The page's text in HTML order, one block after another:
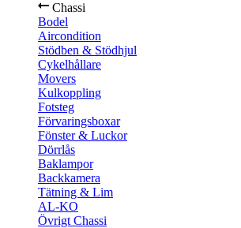
Chassi
Bodel
Aircondition
Stödben & Stödhjul
Cykelhållare
Movers
Kulkoppling
Fotsteg
Förvaringsboxar
Fönster & Luckor
Dörrlås
Baklampor
Backkamera
Tätning & Lim
AL-KO
Övrigt Chassi